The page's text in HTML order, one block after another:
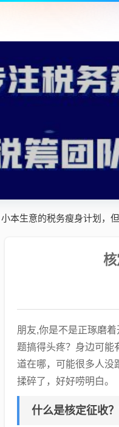
本生意的税务瘦身计划，但
朋友,你是不是正琢磨着
题搞得头疼？身边可能
道在哪，可能很多人没
揉碎了，好好唠明白。
什么是核定征收